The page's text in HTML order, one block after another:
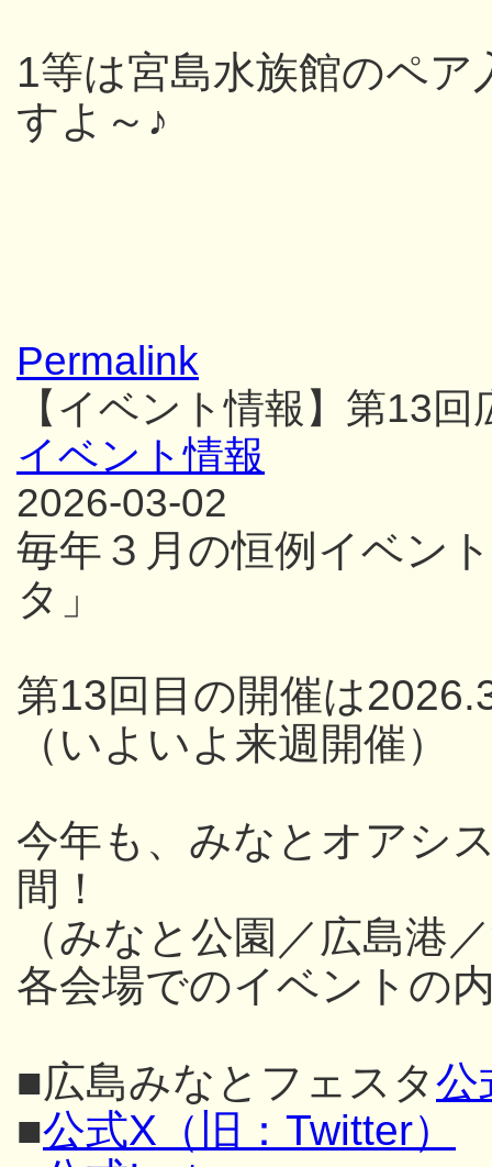
1等は宮島水族館のペ
すよ～♪
Permalink
【イベント情報】第13
イベント情報
2026-03-02
毎年３月の恒例イベン
タ」
第13回目の開催は
（いよいよ来週開催）
今年も、みなとオアシ
間！
（みなと公園／広島港
各会場でのイベントの
■広島みなとフェスタ公
■公式X（旧：Twitter）